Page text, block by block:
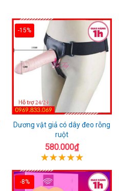
-15%
Dương vật giả có dây đeo rỗng
ruột
580.000₫
-8%